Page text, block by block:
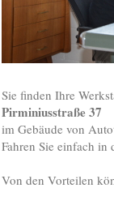
Sie finden Ihre
Pirminiusstraße 37
im Gebäude von
Fahren Sie einfach in
Von den Vorteilen